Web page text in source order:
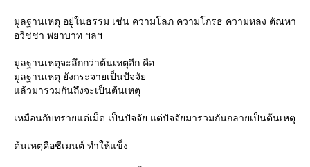
มูลฐานเหตุ อยู่ในธรรม เช่น ความโลภ ความโกรธ ความหลง ตัณหา
อวิชชา พยาบาท ฯลฯ
มูลฐานเหตุจะลึกกว่าต้นเหตุอีก คือ
มูลฐานเหตุ ยังกระจายเป็นปัจจั
ล้วมารวมกันถึงจะเป็นต้นเหตุ
เหมือนกับทรายแต่เม็ด เป็นปัจจัย แต่ปัจจัยมารวมกันกลายเป็นต้นเหตุ
ต้นเหตุคือซีเมนต์ ทำให้แข็ง